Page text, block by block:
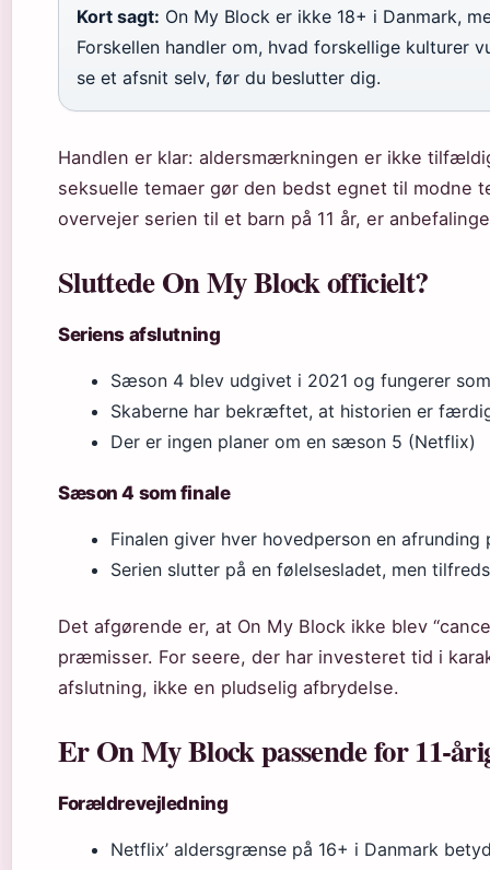
Kort sagt: On My Block er ikke 18+ i Danmark,
Forskellen handler om, hvad forskellige kulturer
se et afsnit selv, før du beslutter dig.
Handlen er klar: aldersmærkningen er ikke
seksuelle temaer gør den bedst egnet til modne
overvejer serien til et barn på 11 år, er
Sluttede On My Block officielt?
Seriens afslutning
Sæson 4 blev udgivet i 2021 og fungerer
Skaberne har bekræftet, at historien er
Der er ingen planer om en sæson 5 (Netflix)
Sæson 4 som finale
Finalen giver hver hovedperson en afrunding
Serien slutter på en følelsesladet, men
Det afgørende er, at On My Block ikke blev
præmisser. For seere, der har investeret tid i
afslutning, ikke en pludselig afbrydelse.
Er On My Block passende for 11-
Forældrevejledning
Netflix’ aldersgrænse på 16+ i Danmark